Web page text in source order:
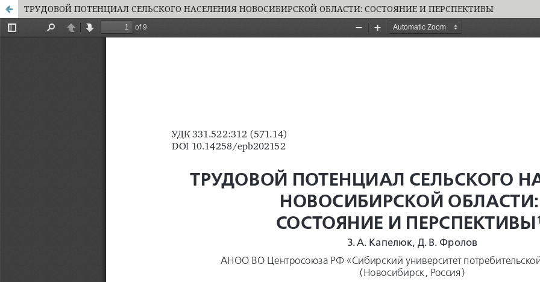
ТРУДОВОЙ ПОТЕНЦИАЛ СЕЛЬСКОГО НАСЕЛЕНИЯ НОВОСИБИРСКОЙ ОБЛАСТИ: СОСТОЯНИЕ И ПЕРСПЕКТИВЫ